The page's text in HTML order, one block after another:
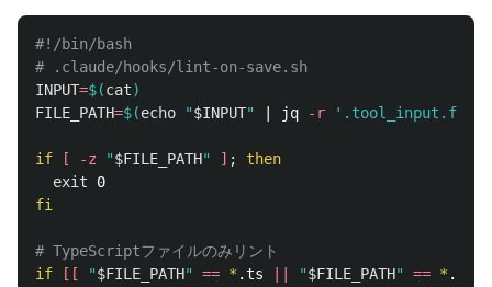
#!/bin/bash
# .claude/hooks/lint-on-save.sh
INPUT=$(cat)
FILE_PATH=$(echo "$INPUT" | jq -r
if [ -z "$FILE_PATH" ] ;
then
exit
fi
# TypeScriptファイルのみリント
if
[[ "$FILE_PATH" == * .ts "$FILE_PATH" == * .tsx